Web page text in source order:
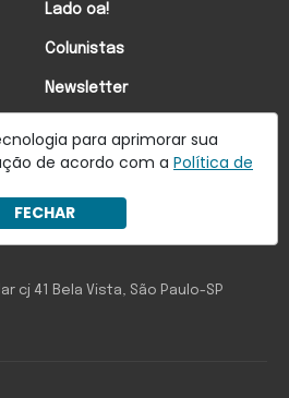
para aprimorar sua
de acordo com a Política de
FECHAR
cj 41 Bela Vista, São Paulo-SP
Lado oa!
Colunistas
Newsletter